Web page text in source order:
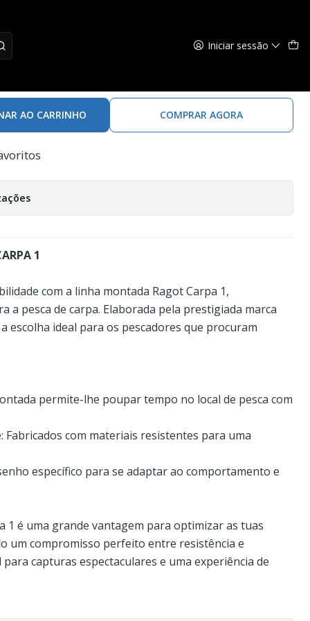
Iniciar sessão
AO CARRINHO COMPRAR AGORA
1
com a linha montada Ragot Carpa 1,
a pesca de carpa. Elaborada pela prestigiada marca
escolha ideal para os pescadores que procuram
permite-lhe poupar tempo no local de pesca com
Fabricados com materiais resistentes para uma
específico para se adaptar ao comportamento e
1 é uma grande vantagem para optimizar as tuas
um compromisso perfeito entre resistência e
para capturas espectaculares e uma experiência de